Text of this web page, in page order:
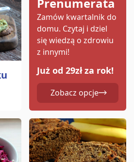
Zamów kwartalnik do
domu. Czytaj i dziel
się wiedzą o zdrowiu
z innymi!
Już od 29zł za rok!
Zobacz opcje